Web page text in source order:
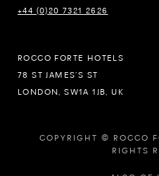
+44 (0)20 7321 2626
ROCCO FORTE HOTELS
78 ST JAMES’S ST
LONDON, SW1A 1JB, UK
COPYRIGHT © ROCCO
RIGHTS